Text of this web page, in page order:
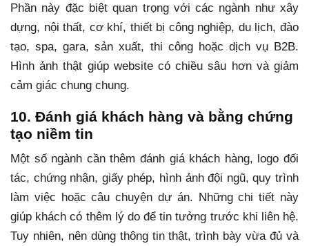
Phần này đặc biệt quan trọng với các ngành như xây
dựng, nội thất, cơ khí, thiết bị công nghiệp, du lịch, đào
tạo, spa, gara, sản xuất, thi công hoặc dịch vụ B2B.
Hình ảnh thật giúp website có chiều sâu hơn và giảm
cảm giác chung chung.
10. Đánh giá khách hàng và bằng chứng
tạo niềm tin
Một số ngành cần thêm đánh giá khách hàng, logo đối
tác, chứng nhận, giấy phép, hình ảnh đội ngũ, quy trình
làm việc hoặc câu chuyện dự án. Những chi tiết này
giúp khách có thêm lý do để tin tưởng trước khi liên hệ.
Tuy nhiên, nên dùng thông tin thật, trình bày vừa đủ và